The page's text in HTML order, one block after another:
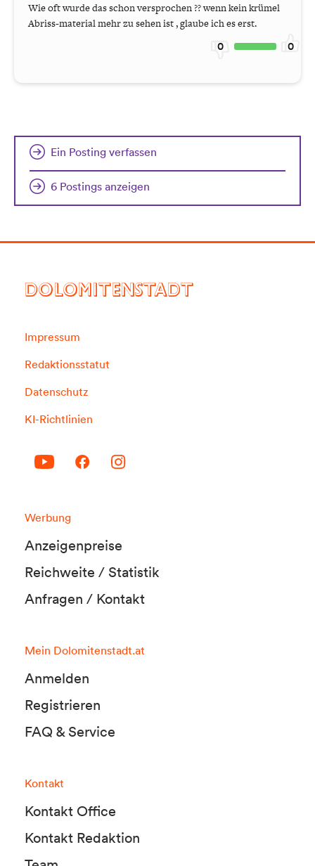
Wie oft wurde das schon versprochen ?? wenn kein krümel
Abriss-material mehr zu sehen ist , glaube ich es erst.
0 0
Ein Posting verfassen
6 Postings anzeigen
DOLOMITENSTADT
Impressum
Redaktionsstatut
Datenschutz
KI-Richtlinien
Werbung
Anzeigenpreise
Reichweite / Statistik
Anfragen / Kontakt
Mein Dolomitenstadt.at
Anmelden
Registrieren
FAQ & Service
Kontakt
Kontakt Office
Kontakt Redaktion